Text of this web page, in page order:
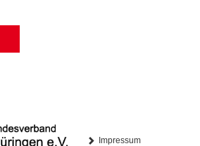
Impressum